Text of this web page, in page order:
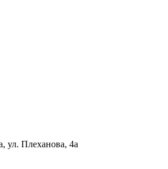
ул. Плеханова, 4а